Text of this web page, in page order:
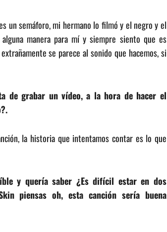
un semáforo, mi hermano lo filmó y el negro y el
manera para mí y siempre siento que es
se parece al sonido que hacemos, si
de grabar un vídeo, a la hora de hacer el
la historia que intentamos contar es lo que
y quería saber ¿Es difícil estar en dos
piensas oh, esta canción sería buena